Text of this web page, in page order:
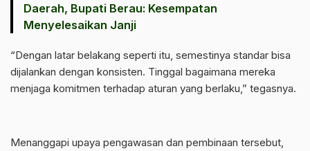
Daerah, Bupati Berau: Kesempatan
Menyelesaikan Janji
“Dengan latar belakang seperti itu, semestinya standar bisa
dijalankan dengan konsisten. Tinggal bagaimana mereka
menjaga komitmen terhadap aturan yang berlaku,” tegasnya.
Menanggapi upaya pengawasan dan pembinaan tersebut,